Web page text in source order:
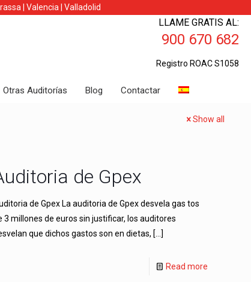
Valencia Valladolid
Otras Auditorías Blog Contactar
LLAME GRATIS AL:
900 670 682
Registro ROAC S1058
Show all
de Gpex
de Gpex La auditoria de Gpex desvela gas tos
3 millones de euros sin justificar, los auditores
que dichos gastos son en dietas, […]
Read more